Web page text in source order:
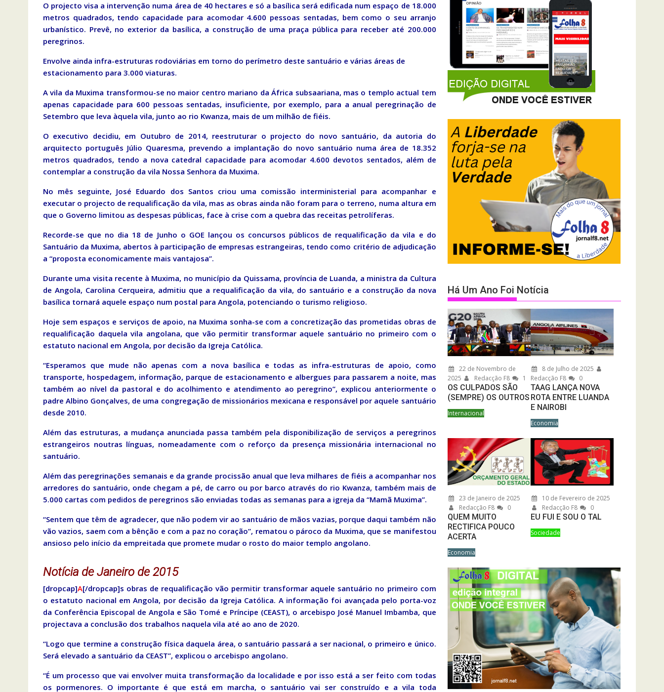
O projecto visa a intervenção numa área de 40 hectares e só a basílica será edificada num espaço de 18.000
metros quadrados, tendo capacidade para acomodar 4.600 pessoas sentadas, bem como o seu arranjo
urbanístico. Prevê, no exterior da basílica, a construção de uma praça pública para receber até 200.000
peregrinos.
Envolve ainda infra-estruturas rodoviárias em torno do perímetro deste santuário e várias áreas de
estacionamento para 3.000 viaturas.
A vila da Muxima transformou-se no maior centro mariano da África subsaariana, mas o templo actual tem
apenas capacidade para 600 pessoas sentadas, insuficiente, por exemplo, para a anual peregrinação de
Setembro que leva àquela vila, junto ao rio Kwanza, mais de um milhão de fiéis.
O executivo decidiu, em Outubro de 2014, reestruturar o projecto do novo santuário, da autoria do
arquitecto português Júlio Quaresma, prevendo a implantação do novo santuário numa área de 18.352
metros quadrados, tendo a nova catedral capacidade para acomodar 4.600 devotos sentados, além de
contemplar a construção da vila Nossa Senhora da Muxima.
No mês seguinte, José Eduardo dos Santos criou uma comissão interministerial para acompanhar e
executar o projecto de requalificação da vila, mas as obras ainda não foram para o terreno, numa altura em
que o Governo limitou as despesas públicas, face à crise com a quebra das receitas petrolíferas.
Recorde-se que no dia 18 de Junho o GOE lançou os concursos públicos de requalificação da vila e do
Santuário da Muxima, abertos à participação de empresas estrangeiras, tendo como critério de adjudicação
a “proposta economicamente mais vantajosa”.
Durante uma visita recente à Muxima, no município da Quissama, província de Luanda, a ministra da Cultura
de Angola, Carolina Cerqueira, admitiu que a requalificação da vila, do santuário e a construção da nova
basílica tornará aquele espaço num postal para Angola, potenciando o turismo religioso.
Hoje sem espaços e serviços de apoio, na Muxima sonha-se com a concretização das prometidas obras de
requalificação daquela vila angolana, que vão permitir transformar aquele santuário no primeiro com o
estatuto nacional em Angola, por decisão da Igreja Católica.
“Esperamos que mude não apenas com a nova basílica e todas as infra-estruturas de apoio, como
transporte, hospedagem, informação, parque de estacionamento e albergues para passarem a noite, mas
também ao nível da pastoral e do acolhimento e atendimento ao peregrino”, explicou anteriormente o
padre Albino Gonçalves, de uma congregação de missionários mexicana e responsável por aquele santuário
desde 2010.
Além das estruturas, a mudança anunciada passa também pela disponibilização de serviços a peregrinos
estrangeiros noutras línguas, nomeadamente com o reforço da presença missionária internacional no
santuário.
Além das peregrinações semanais e da grande procissão anual que leva milhares de fiéis a acompanhar nos
arredores do santuário, onde chegam a pé, de carro ou por barco através do rio Kwanza, também mais de
5.000 cartas com pedidos de peregrinos são enviadas todas as semanas para a igreja da “Mamã Muxima”.
“Sentem que têm de agradecer, que não podem vir ao santuário de mãos vazias, porque daqui também não
vão vazios, saem com a bênção e com a paz no coração”, rematou o pároco da Muxima, que se manifestou
ansioso pelo início da empreitada que promete mudar o rosto do maior templo angolano.
Notícia de Janeiro de 2015
[dropcap]A[/dropcap]s obras de requalificação vão permitir transformar aquele santuário no primeiro com
o estatuto nacional em Angola, por decisão da Igreja Católica. A informação foi avançada pelo porta-voz
da Conferência Episcopal de Angola e São Tomé e Príncipe (CEAST), o arcebispo José Manuel Imbamba, que
projectava a conclusão dos trabalhos naquela vila até ao ano de 2020.
“Logo que termine a construção física daquela área, o santuário passará a ser nacional, o primeiro e único.
Será elevado a santuário da CEAST”, explicou o arcebispo angolano.
“É um processo que vai envolver muita transformação da localidade e por isso está a ser feito com todas
os pormenores. O importante é que está em marcha, o santuário vai ser construído e a vila toda
Há Um Ano Foi Notícia
22 de Novembro de
2025
Redacção F8 1
OS CULPADOS SÃO
(SEMPRE) OS OUTROS
Internacional
8 de Julho de 2025
Redacção F8
0
TAAG LANÇA NOVA
ROTA ENTRE LUANDA
E NAIROBI
Economia
23 de Janeiro de 2025
Redacção F8
0
QUEM MUITO
RECTIFICA POUCO
ACERTA
Economia
10 de Fevereiro de 2025
Redacção F8
0
EU FUI E SOU O TAL
Sociedade